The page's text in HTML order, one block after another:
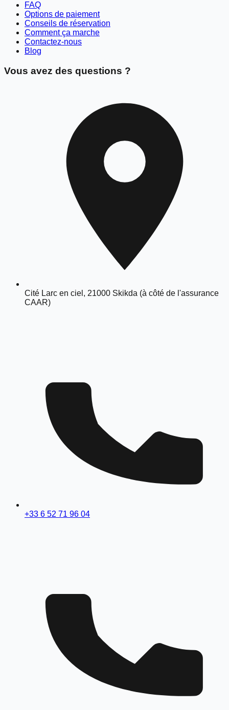
FAQ
Options de paiement
Conseils de réservation
Comment ça marche
Contactez-nous
Blog
Vous avez des questions ?
Cité Larc en ciel, 21000 Skikda (à côté de l'assurance
CAAR)
+33 6 52 71 96 04